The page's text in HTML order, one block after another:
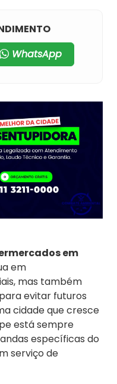
WhatsApp
em
em
mas também
evitar futuros
cidade que cresce
está sempre
específicas do
serviço de